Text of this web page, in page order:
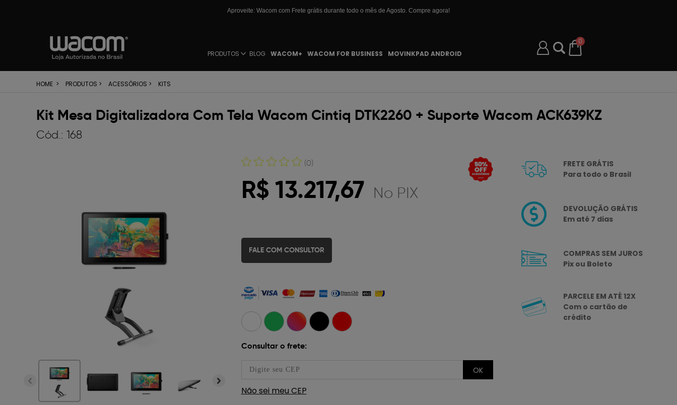
Aproveite: Wacom com Frete grátis durante todo o mês de Agosto. Compre agora!
PRODUTOS BLOG WACOM+ WACOM FOR BUSINESS MOVINKPAD ANDROID
0
HOME > PRODUTOS > ACESSÓRIOS > KITS
Kit Mesa Digitalizadora Com Tela Wacom Cintiq DTK2260 + Suporte Wacom ACK639KZ
Cód.: 168
(0)
R$ 13.217,67 No PIX
FALE COM CONSULTOR
Consultar o frete:
OK
Não sei meu CEP
FRETE GRÁTIS
Para todo o Brasil
DEVOLUÇÃO GRÁTIS
Em até 7 dias
COMPRAS SEM JUROS
Pix ou Boleto
PARCELE EM ATÉ 12X
Com o cartão de
crédito